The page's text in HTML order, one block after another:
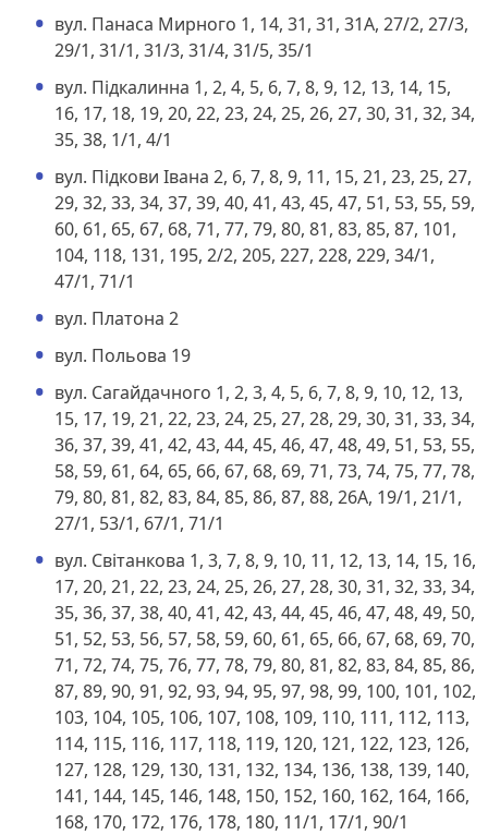
вул. Панаса Мирного 1, 14, 31, 31, 31А, 27/2, 27/3,
29/1, 31/1, 31/3, 31/4, 31/5, 35/1
вул. Підкалинна 1, 2, 4, 5, 6, 7, 8, 9, 12, 13, 14, 15,
16, 17, 18, 19, 20, 22, 23, 24, 25, 26, 27, 30, 31, 32, 34,
35, 38, 1/1, 4/1
вул. Підкови Івана 2, 6, 7, 8, 9, 11, 15, 21, 23, 25, 27,
29, 32, 33, 34, 37, 39, 40, 41, 43, 45, 47, 51, 53, 55, 59,
60, 61, 65, 67, 68, 71, 77, 79, 80, 81, 83, 85, 87, 101,
104, 118, 131, 195, 2/2, 205, 227, 228, 229, 34/1,
47/1, 71/1
вул. Платона 2
вул. Польова 19
вул. Сагайдачного 1, 2, 3, 4, 5, 6, 7, 8, 9, 10, 12, 13,
15, 17, 19, 21, 22, 23, 24, 25, 27, 28, 29, 30, 31, 33, 34,
36, 37, 39, 41, 42, 43, 44, 45, 46, 47, 48, 49, 51, 53, 55,
58, 59, 61, 64, 65, 66, 67, 68, 69, 71, 73, 74, 75, 77, 78,
79, 80, 81, 82, 83, 84, 85, 86, 87, 88, 26А, 19/1, 21/1,
27/1, 53/1, 67/1, 71/1
вул. Світанкова 1, 3, 7, 8, 9, 10, 11, 12, 13, 14, 15, 16,
17, 20, 21, 22, 23, 24, 25, 26, 27, 28, 30, 31, 32, 33, 34,
35, 36, 37, 38, 40, 41, 42, 43, 44, 45, 46, 47, 48, 49, 50,
51, 52, 53, 56, 57, 58, 59, 60, 61, 65, 66, 67, 68, 69, 70,
71, 72, 74, 75, 76, 77, 78, 79, 80, 81, 82, 83, 84, 85, 86,
87, 89, 90, 91, 92, 93, 94, 95, 97, 98, 99, 100, 101, 102,
103, 104, 105, 106, 107, 108, 109, 110, 111, 112, 113,
114, 115, 116, 117, 118, 119, 120, 121, 122, 123, 126,
127, 128, 129, 130, 131, 132, 134, 136, 138, 139, 140,
141, 144, 145, 146, 148, 150, 152, 160, 162, 164, 166,
168, 170, 172, 176, 178, 180, 11/1, 17/1, 90/1